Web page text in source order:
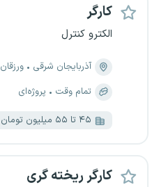
کارگر
الکترو کنترل
آذربایجان شرقی
ورزقان
تمام وقت
پروژه‌ای
۴۵ تا ۵۵ میلیون تومان
کارگر ریخته گری